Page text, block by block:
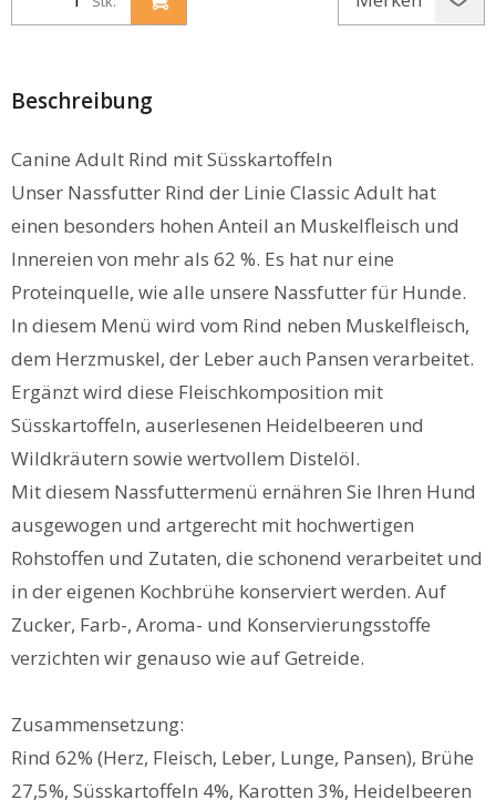
Beschreibung
Canine Adult Rind mit Süsskartoffeln
Unser Nassfutter Rind der Linie Classic Adult hat
einen besonders hohen Anteil an Muskelfleisch und
Innereien von mehr als 62 %. Es hat nur eine
Proteinquelle, wie alle unsere Nassfutter für Hunde.
In diesem Menü wird vom Rind neben Muskelfleisch,
dem Herzmuskel, der Leber auch Pansen verarbeitet.
Ergänzt wird diese Fleischkomposition mit
Süsskartoffeln, auserlesenen Heidelbeeren und
Wildkräutern sowie wertvollem Distelöl.
Mit diesem Nassfuttermenü ernähren Sie Ihren Hund
ausgewogen und artgerecht mit hochwertigen
Rohstoffen und Zutaten, die schonend verarbeitet und
in der eigenen Kochbrühe konserviert werden. Auf
Zucker, Farb-, Aroma- und Konservierungsstoffe
verzichten wir genauso wie auf Getreide.
Zusammensetzung:
Rind 62% (Herz, Fleisch, Leber, Lunge, Pansen), Brühe
27,5%, Süsskartoffeln 4%, Karotten 3%, Heidelbeeren